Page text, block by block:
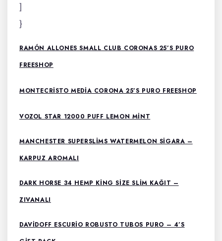
]
}
RAMÓN ALLONES SMALL CLUB CORONAS 25’S PURO
FREESHOP
MONTECRISTO MEDIA CORONA 25’S PURO FREESHOP
VOZOL STAR 12000 PUFF LEMON MINT
MANCHESTER SUPERSLIMS WATERMELON SIGARA –
KARPUZ AROMALI
DARK HORSE 34 HEMP KING SIZE SLIM KAĞIT –
ZIVANALI
DAVIDOFF ESCURIO ROBUSTO TUBOS PURO – 4’S